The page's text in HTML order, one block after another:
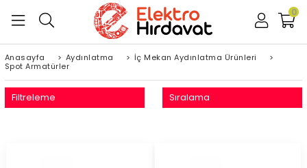
0
Anasayfa > Aydınlatma > İç Mekan Aydınlatma Ürünleri
>
Spot Armatürler
Filtreleme Sıralama